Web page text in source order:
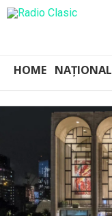
HOME NAȚIONAL